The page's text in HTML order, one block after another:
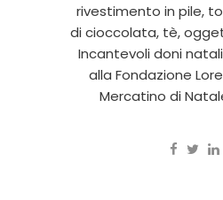
rivestimento in pile,
di cioccolata, tè,
Incantevoli doni
alla Fondazione
Mercatino di